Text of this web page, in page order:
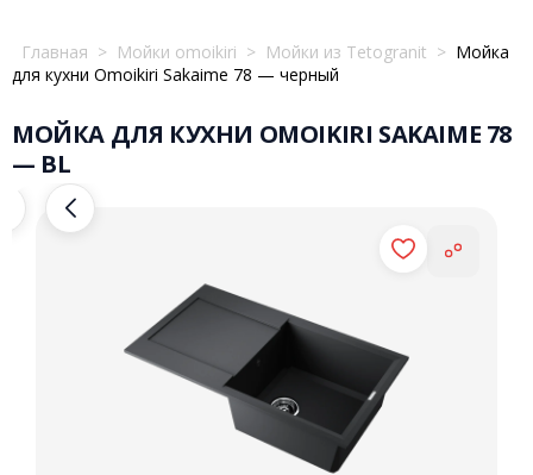
Главная > Мойки omoikiri > Мойки из Tetogranit > Мойка
для кухни Omoikiri Sakaime 78 — черный
МОЙКА ДЛЯ КУХНИ OMOIKIRI SAKAIME 78
— BL